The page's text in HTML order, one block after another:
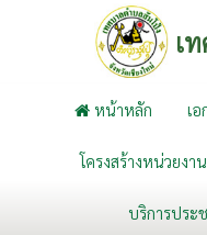
เ
หน้าหลัก เอ
โครงสร้างหน่วยงาน
บริการประ